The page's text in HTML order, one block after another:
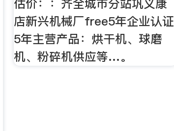
估价：：齐全城市分站巩义康
店新兴机械厂free5年企业认证
5年主营产品：烘干机、球磨
机、粉碎机供应等…。